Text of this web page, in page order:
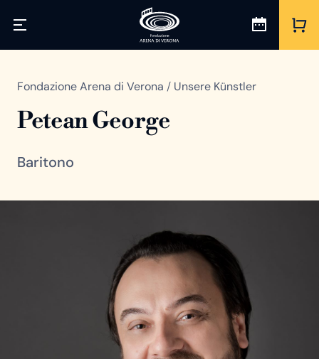
Fondazione Arena di Verona / Unsere Künstler
Petean George
Baritono